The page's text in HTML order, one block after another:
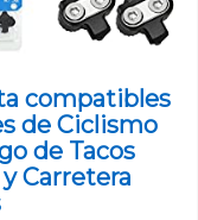
compatibles
de Ciclismo
de Tacos
Carretera